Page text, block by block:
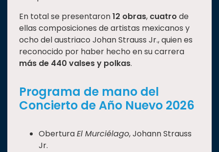
En total se presentaron12 obras, cuatro de
ellas composiciones de artistas mexicanos y
ocho del austriaco Johan Strauss Jr., quien es
reconocido por haber hecho en su carrera
más de 440 valses y polkas.
Programa de mano del
Concierto de Año Nuevo 2026
OberturaEl Murciélago, Johann Strauss
Jr.